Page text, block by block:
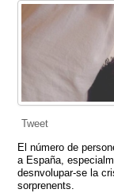
Tweet
El número de
a España,
desnvolupar-se la
sorprenents.